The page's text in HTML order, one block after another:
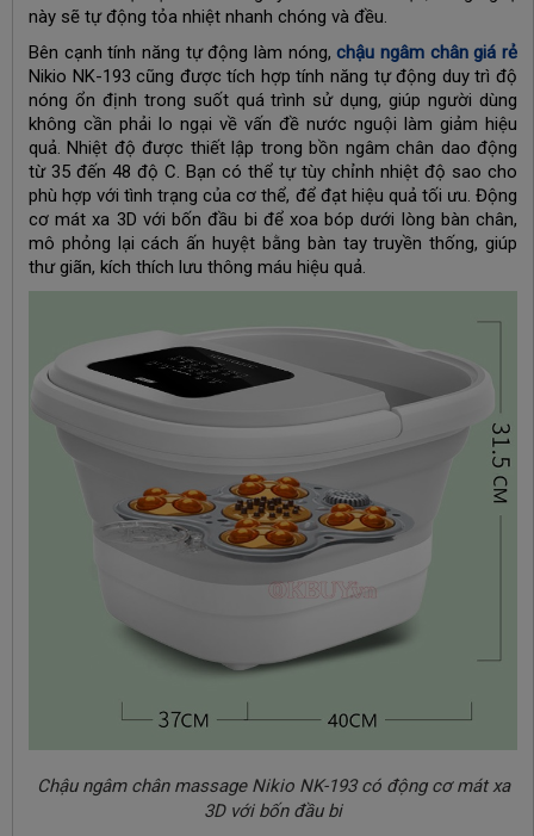
này sẽ tự động tỏa nhiệt nhanh chóng và đều.
Bên cạnh tính năng tự động làm nóng,chậu ngâm chân giá rẻ
Nikio NK-193 cũng được tích hợp tính năng tự động duy trì độ
nóng ổn định trong suốt quá trình sử dụng, giúp người dùng
không cần phải lo ngại về vấn đề nước nguội làm giảm hiệu
quả.Nhiệt độ được thiết lập trong bồn ngâm chân dao động
từ 35 đến 48 độ C. Bạn có thể tự tùy chỉnh nhiệt độ sao cho
phù hợp với tình trạng của cơ thể, để đạt hiệu quả tối ưu. Động
cơ mát xa 3D với bốn đầu bi để xoa bóp dưới lòng bàn chân,
mô phỏng lại cách ấn huyệt bằng bàn tay truyền thống, giúp
thư giãn, kích thích lưu thông máu hiệu quả.
Chậu ngâm chân massage Nikio NK-193 có động cơ mát xa
3D với bốn đầu bi